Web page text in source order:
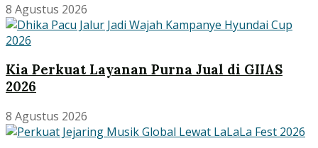
8 Agustus 2026
Kia Perkuat Layanan Purna Jual di GIIAS
2026
8 Agustus 2026